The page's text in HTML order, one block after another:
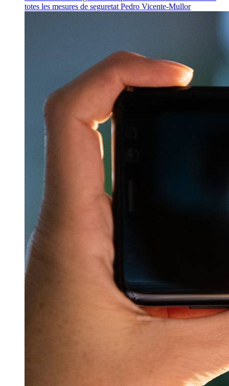
totes les mesures de seguretat Pedro Vicente-Mullor